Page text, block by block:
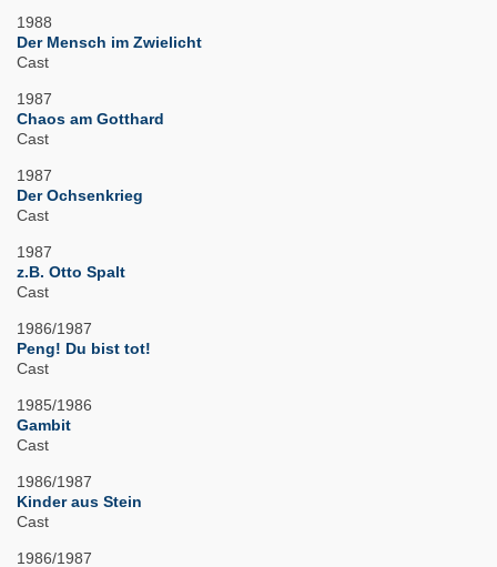
1988
Der Mensch im Zwielicht
Cast
1987
Chaos am Gotthard
Cast
1987
Der Ochsenkrieg
Cast
1987
z.B. Otto Spalt
Cast
1986/1987
Peng! Du bist tot!
Cast
1985/1986
Gambit
Cast
1986/1987
Kinder aus Stein
Cast
1986/1987